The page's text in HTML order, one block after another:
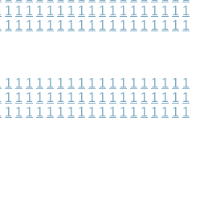
1 1 1 1 1 1 1 1 1 1 1 1 1 1 1 1 1 1
1 1 1 1 1 1 1 1 1 1 1 1 1 1 1 1 1 1
1 1 1 1 1 1 1 1 1 1 1 1 1 1 1 1 1 1
1 1 1 1 1 1 1 1 1 1 1 1 1 1 1 1 1 1
1 1 1 1 1 1 1 1 1 1 1 1 1 1 1 1 1 1